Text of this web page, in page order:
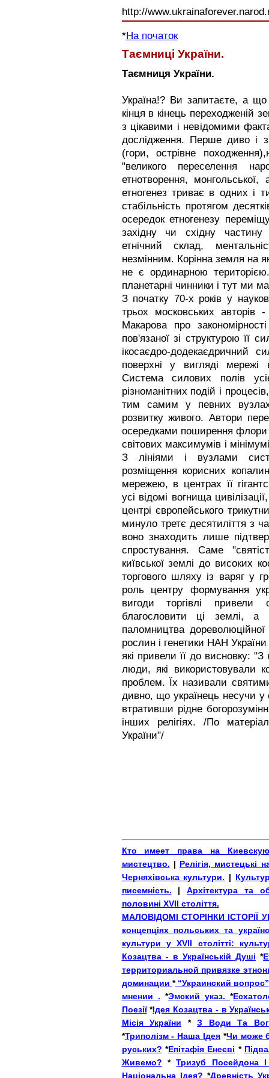
http://
*На початок
Таємниці України.
Таємниця України.
Україна!? Ви запитаєте, а
кінця в кінець переходженій
з цікавими і невідомими
дослідження. Перше диво і
(гори, острівне
"великого переселення
етнотворення,
етногенез триває в одних і
стабільність протягом
осередок етногенезу
західну чи східну частину
етнічний склад,
незмінним. Корінна земля на
не є ординарною
планетарні чинники і тут ми
З початку 70-х років у
трьох московських
Макарова про
пов'язаної зі структурою її
ікосаєдро-додекаєдричний
поверхні у вигляді мережі
Система силових полів
різноманітних подій і
тим самим у певних
розвитку живого. Автори
осередками поширення флори
світових максимумів і
З лініями і вузлами
розміщення корисних
мережею, в центрах її
усі відомі вогнища
центрі європейського
минуло третє десятиліття з
воно знаходить лише
спростування. Саме
київської землі до високих
торгового шляху із варяг у
роль центру формування
вигоди торгівлі
благословити ці землі,
паломництва дореволюційної
рослин і генетики НАН
які привели її до висновку:
люди, які використовували
проблем. Їх називали
дивно, що українець несучи у
втративши рідне
інших релігіях. /По
України"/
Кто имеет права на
мистецтво. | Релігія, мистецькі
Черняхівська культури. |
писемність. |Архітектура та
половині ХVІІ століття.
МАЛОВІДОМІ СТОРІНКИ ІСТОРІЇ
концепціях польських та
культури у XVII столітті:
Козацтва - в Українській Душі *
территориальной привязке
доминации *“Украинский
мнении . *Эмский указ.*
Поезії*Ідея Козацтва - в
Місія України *З Води Та
*Триполізм - Наша Ідея*Чи може
руських? *Епітафія Енеєві *
Живемо? *Тризуб Посейдона
Національна Ідея? *Древність